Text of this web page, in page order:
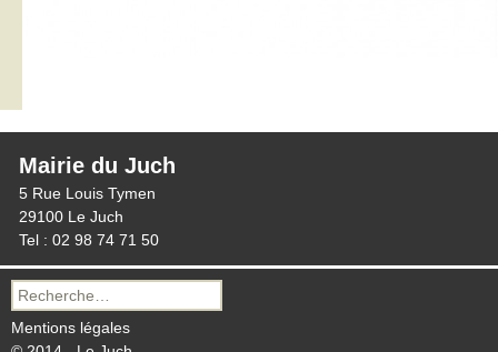
Mairie du Juch
5 Rue Louis Tymen
29100 Le Juch
Tel : 02 98 74 71 50
Recherche
pour :
Mentions légales